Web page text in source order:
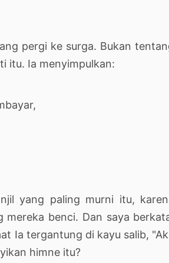
pergi ke surga. Bukan
itu. Ia menyimpulkan:
yang paling murni itu,
benci. Dan saya
Ia tergantung di kayu salib,
himne itu?